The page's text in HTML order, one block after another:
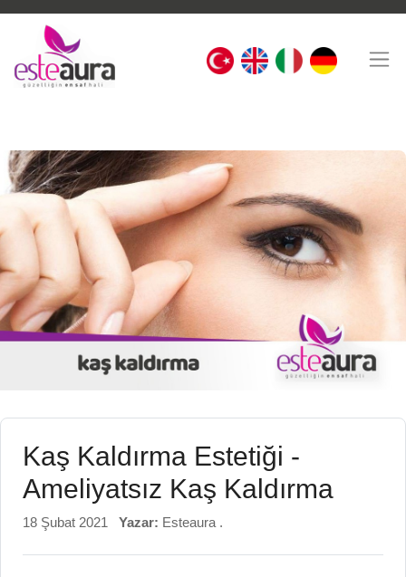
Kaş Kaldırma Estetiği -
Ameliyatsız Kaş Kaldırma
18 Şubat 2021 Yazar: Esteaura .